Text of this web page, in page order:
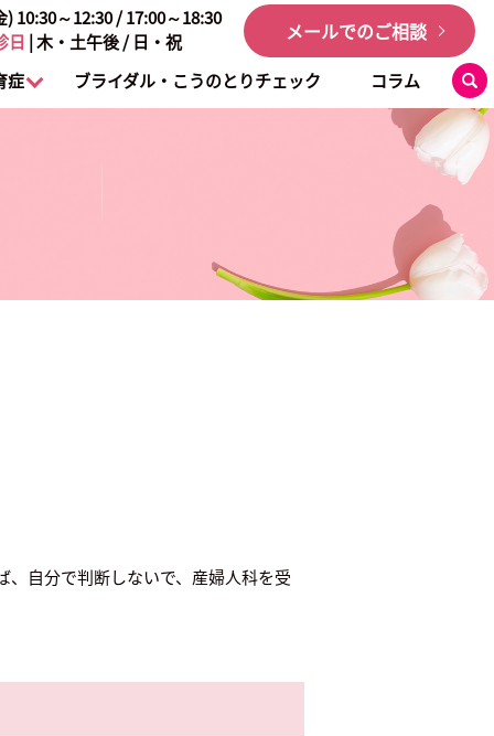
10:30～12:30 / 17:00～18:30
日 | 木・土午後 / 日・祝 メールでのご相談
症 ブライダル・こうのとりチェック コラム
自分で判断しないで、産婦人科を受